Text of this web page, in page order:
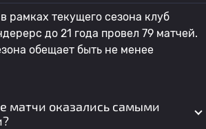
рамках текущего сезона клуб
до 21 года провел 79 матчей.
обещает быть не менее
матчи оказались самыми